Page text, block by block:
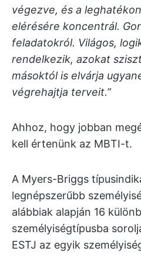
végezve, és a
elérésére koncentrál.
feladatokról. Világos,
rendelkezik, azokat
másoktól is elvárja
végrehajtja terveit.”
Ahhoz, hogy jobban
kell értenünk az MBTI-t.
A Myers-Briggs
legnépszerűbb
alábbiak alapján 16
személyiségtípusba
ESTJ az egyik